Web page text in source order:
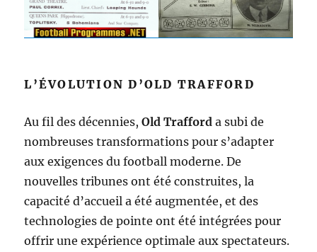
L’ÉVOLUTION D’OLD TRAFFORD
Au fil des décennies,Old Trafford a subi de
nombreuses transformations pour s’adapter
aux exigences du football moderne. De
nouvelles tribunes ont été construites, la
capacité d’accueil a été augmentée, et des
technologies de pointe ont été intégrées pour
offrir une expérience optimale aux spectateurs.